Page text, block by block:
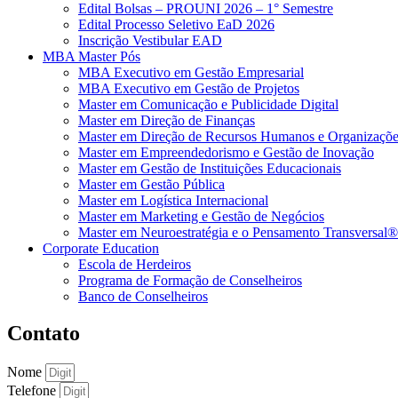
Edital Bolsas – PROUNI 2026 – 1° Semestre
Edital Processo Seletivo EaD 2026
Inscrição Vestibular EAD
MBA Master Pós
MBA Executivo em Gestão Empresarial
MBA Executivo em Gestão de Projetos
Master em Comunicação e Publicidade Digital
Master em Direção de Finanças
Master em Direção de Recursos Humanos e
Master em Empreendedorismo e Gestão de Inovação
Master em Gestão de Instituições Educacionais
Master em Gestão Pública
Master em Logística Internacional
Master em Marketing e Gestão de Negócios
Master em Neuroestratégia e o Pensamento Transversal®
Corporate Education
Escola de Herdeiros
Programa de Formação de Conselheiros
Banco de Conselheiros
Contato
Nome
Telefone